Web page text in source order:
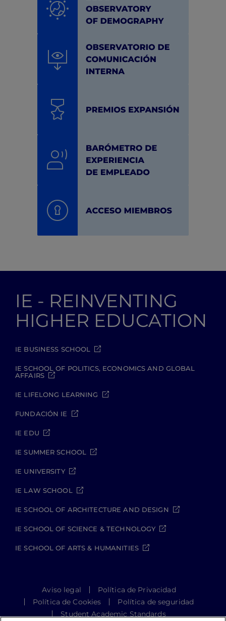
IE - REINVENTING
HIGHER EDUCATION
IE BUSINESS SCHOOL
IE SCHOOL OF POLITICS, ECONOMICS AND GLOBAL
AFFAIRS
IE LIFELONG LEARNING
FUNDACIÓN IE
IE EDU
IE SUMMER SCHOOL
IE UNIVERSITY
IE LAW SCHOOL
IE SCHOOL OF ARCHITECTURE AND DESIGN
IE SCHOOL OF SCIENCE & TECHNOLOGY
IE SCHOOL OF ARTS & HUMANITIES
Aviso legal
Política de Privacidad
Política de Cookies
Política de seguridad
Student Academic Standards